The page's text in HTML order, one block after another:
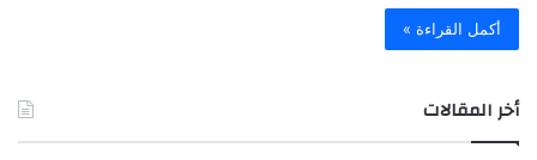
أكمل القراءة »
أخر المقالات